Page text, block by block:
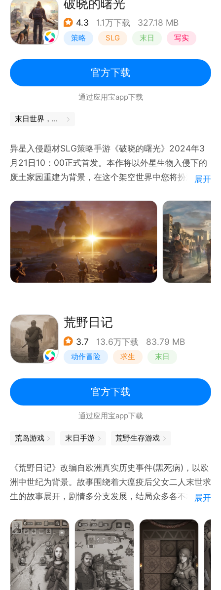
【烧脑闻味的解谜】
在某些场景中存在一些解密玩法，你可以通过不断的试
验或者缜密的推理来解开这些秘密，获得丰富的奖励。
也有可能得知一些被尘封的故事。
【特色的武器和改造系统】
既然有战斗，那肯定少不了各种各样的武器啦，阿瑞斯
统，你可以获取各种有趣的配件改造你的武器，使你在
战斗中所向披靡。
本作存在大量的精英怪物和挑战BOSS，这些BOSS各
具特色，你需要通过一次又一次的战斗磨炼你的技艺，
发掘这些怪物的弱点，
破晓的曙光
4.3 1.1万下载 327.18 MB
策略 SLG 末日 写实
官方下载
通过应用宝app下载
末日世界，你的选择决定生死
异星入侵题材SLG策略手游《破晓的曙光》2024年3
月21日10：00正式首发。本作将以外星生物入侵下的
废土家园重建为背景，在这个架空世界中您将扮演一个
游戏中与三消玩法相结合的创新战斗机制相信将能给你
带来新颖的体验和畅快淋漓的爽感，更有丰富的城建、
科研系统和野外生存探索等玩法等你来体验
在指挥官您的带领下，人类将重新崛起，这一次，将由
你吹响重启人类文明的号角！首发期间登录游戏将能领
存！
展开
荒野日记
3.7 13.6万下载 83.79 MB
动作冒险 求生 末日
官方下载
通过应用宝app下载
荒岛游戏 末日手游 荒野生存游戏
《荒野日记》改编自欧洲真实历史事件(黑死病)，以欧
洲中世纪为背景。故事围绕着大瘟疫后父女二人末世求
生的故事展开，剧情多分支发展，结局众多各不相同。
无尽模式中可以自由发展，无限探索，挑战探险生存极
限。组队玩法中可以招募十二使徒化身NPC伙伴，扶
助父女度过重重难关。还有丰富的游戏成就等你挑战。
日记是指用来记录其内容的载体，作为一种文体，属于
展开